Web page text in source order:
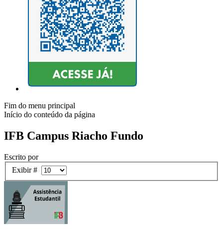
Fim do menu principal
Início do conteúdo da página
IFB Campus Riacho Fundo
Escrito por
Exibir #